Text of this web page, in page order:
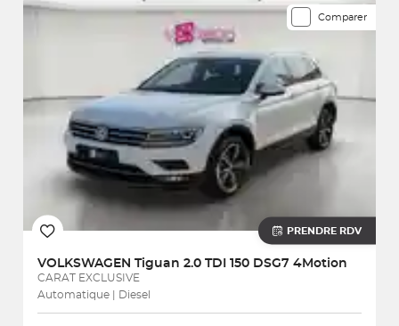
Comparer
PRENDRE RDV
VOLKSWAGEN Tiguan 2.0 TDI 150 DSG7 4Motion
CARAT EXCLUSIVE
Automatique | Diesel